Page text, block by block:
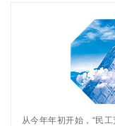
从今年年初开始，“民